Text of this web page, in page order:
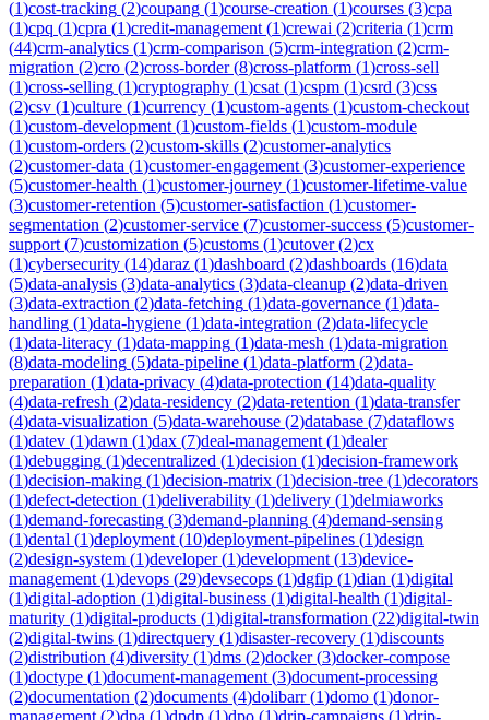
(1)cost-tracking (2)coupang (1)course-creation (1)courses (3)cpa
(1)cpq (1)cpra (1)credit-management (1)crewai (2)criteria (1)crm
(44)crm-analytics (1)crm-comparison (5)crm-integration (2)crm-
migration (2)cro (2)cross-border(8)cross-platform (1)cross-sell
(1)cross-selling (1)cryptography (1)csat (1)cspm (1)csrd (3)css
(2)csv (1)culture (1)currency (1)custom-agents (1)custom-checkout
(1)custom-development (1)custom-fields (1)custom-module
(1)custom-orders (2)custom-skills (2)customer-analytics
(2)customer-data (1)customer-engagement (3)customer-experience
(5)customer-health (1)customer-journey (1)customer-lifetime-value
(3)customer-retention (5)customer-satisfaction (1)customer-
segmentation (2)customer-service (7)customer-success (5)customer-
support (7)customization (5)customs (1)cutover(2)cx
(1)cybersecurity (14)daraz (1)dashboard (2)dashboards (16)data
(5)data-analysis (3)data-analytics (3)data-cleanup (2)data-driven
(3)data-extraction (2)data-fetching (1)data-governance (1)data-
handling (1)data-hygiene (1)data-integration (2)data-lifecycle
(1)data-literacy (1)data-mapping (1)data-mesh (1)data-migration
(8)data-modeling (5)data-pipeline (1)data-platform (2)data-
preparation (1)data-privacy (4)data-protection (14)data-quality
(4)data-refresh (2)data-residency (2)data-retention (1)data-transfer
(4)data-visualization (5)data-warehouse (2)database (7)dataflows
(1)datev (1)dawn (1)dax (7)deal-management (1)dealer
(1)debugging (1)decentralized (1)decision (1)decision-framework
(1)decision-making (1)decision-matrix (1)decision-tree (1)decorators
(1)defect-detection (1)deliverability (1)delivery (1)delmiaworks
(1)demand-forecasting (3)demand-planning (4)demand-sensing
(1)dental (1)deployment (10)deployment-pipelines (1)design
(2)design-system (1)developer(1)development (13)device-
management (1)devops (29)devsecops (1)dgfip (1)dian (1)digital
(1)digital-adoption (1)digital-business (1)digital-health (1)digital-
maturity (1)digital-products (1)digital-transformation (22)digital-twin
(2)digital-twins (1)directquery (1)disaster-recovery (1)discounts
(2)distribution (4)diversity (1)dms (2)docker(3)docker-compose
(1)doctype (1)document-management (3)document-processing
(2)documentation (2)documents (4)dolibarr(1)domo (1)donor-
management (2)dpa (1)dpdp (1)dpo (1)drip-campaigns (1)drip-